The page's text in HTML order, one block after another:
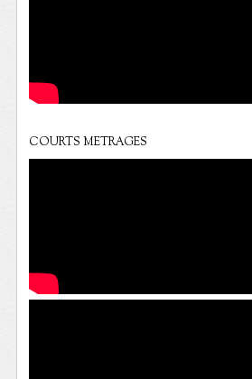
COURTS METRAGES